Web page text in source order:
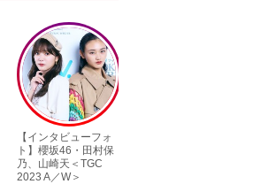
【インタビューフォ
ト】櫻坂46・田村保
乃、山崎天＜TGC
2023 A／W＞